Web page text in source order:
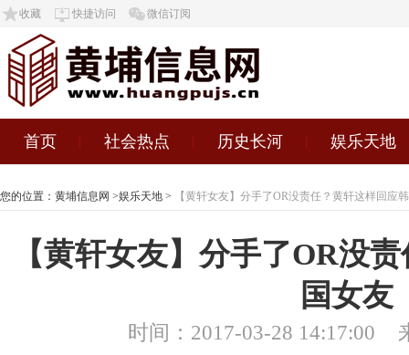
收藏 快捷访问 微信订阅
首页 社会热点 历史长河 娱乐天地
您的位置： 黄埔信息网 >娱乐天地 > 【黄轩女友】分手了OR没责任？黄轩这样回应
【黄轩女友】分手了OR没
国女友
时间：2017-03-28 14:17:00